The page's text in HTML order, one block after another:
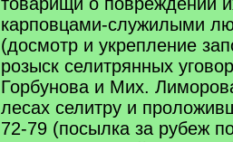
карповцами-служилыми
(досмотр и укрепление
розыск селитрянных
Горбунова и Мих.
лесах селитру и
72-79 (посылка за рубеж